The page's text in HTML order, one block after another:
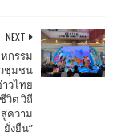
NEXT
กรรม
ชุมชน
วไทย
วิต วิถี
ความ
ยั่งยืน”